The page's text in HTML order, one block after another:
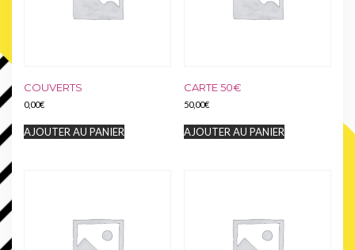
COUVERTS
0,00€
AJOUTER AU PANIER
CARTE 50€
50,00€
AJOUTER AU PANIER